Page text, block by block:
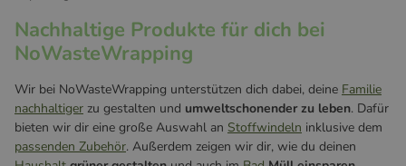
Nachhaltige Produkte für dich bei
NoWasteWrapping
Wir bei NoWasteWrapping unterstützen dich dabei, deine Familie
nachhaltiger zu gestalten und umweltschonender zu leben. Dafür
bieten wir dir eine große Auswahl an Stoffwindeln inklusive dem
passenden Zubehör. Außerdem zeigen wir dir, wie du deinen